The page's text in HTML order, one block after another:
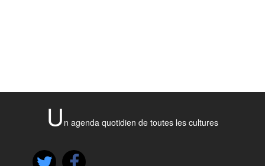
U n agenda quotidien de toutes les cultures